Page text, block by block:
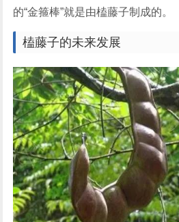
的“金箍棒”就是由榼藤子制成的。
榼藤子的未来发展